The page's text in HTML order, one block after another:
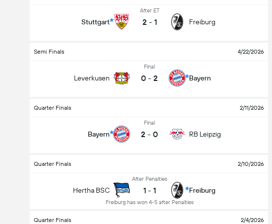
Stuttgart
After ET
2 - 1 Freiburg
Semi Finals 4/22/2026
Leverkusen
Final
0 - 2 Bayern
Quarter Finals 2/11/2026
Bayern
Final
2 - 0 RB Leipzig
Quarter Finals 2/10/2026
Hertha BSC
After Penalties
1 - 1
Freiburg has won 4-5 after Penalties
Freiburg
Quarter Finals 2/4/2026